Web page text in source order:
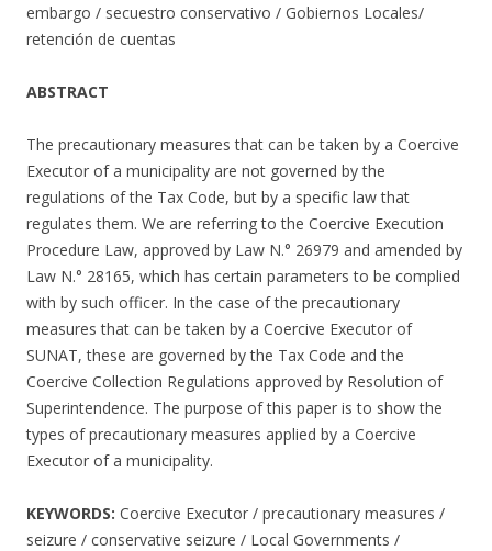
embargo / secuestro conservativo / Gobiernos Locales/
retención de cuentas
ABSTRACT
The precautionary measures that can be taken by a Coercive
Executor of a municipality are not governed by the
regulations of the Tax Code, but by a specific law that
regulates them. We are referring to the Coercive Execution
Procedure Law, approved by Law N.° 26979 and amended by
Law N.° 28165, which has certain parameters to be complied
with by such officer. In the case of the precautionary
measures that can be taken by a Coercive Executor of
SUNAT, these are governed by the Tax Code and the
Coercive Collection Regulations approved by Resolution of
Superintendence. The purpose of this paper is to show the
types of precautionary measures applied by a Coercive
Executor of a municipality.
KEYWORDS: Coercive Executor / precautionary measures /
seizure / conservative seizure / Local Governments /